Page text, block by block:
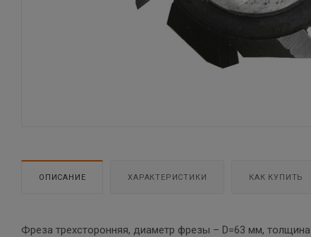
ОПИСАНИЕ ХАРАКТЕРИСТИКИ КАК КУПИТЬ
Фреза трехсторонняя, диаметр фрезы – D=63 мм,